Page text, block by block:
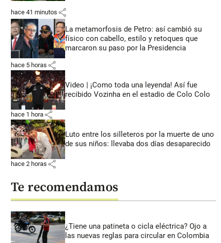
hace 41 minutos share
La metamorfosis de Petro: así cambió su
físico con cabello, estilo y retoques que
marcaron su paso por la Presidencia
hace 5 horas share
Video | ¡Como toda una leyenda! Así fue
recibido Vozinha en el estadio de Colo Colo
hace 1 hora share
Luto entre los silleteros por la muerte de uno
de sus niños: llevaba dos días desaparecido
hace 2 horas share
Te recomendamos
¿Tiene una patineta o cicla eléctrica? Ojo a
las nuevas reglas para circular en Colombia